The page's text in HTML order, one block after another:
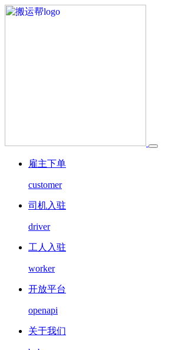
雇主下单
customer
司机入驻
driver
工人入驻
worker
开放平台
openapi
关于我们